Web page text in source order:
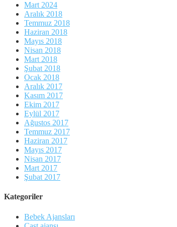
Mart 2024
Aralık 2018
Temmuz 2018
Haziran 2018
Mayıs 2018
Nisan 2018
Mart 2018
Şubat 2018
Ocak 2018
Aralık 2017
Kasım 2017
Ekim 2017
Eylül 2017
Ağustos 2017
Temmuz 2017
Haziran 2017
Mayıs 2017
Nisan 2017
Mart 2017
Şubat 2017
Kategoriler
Bebek Ajansları